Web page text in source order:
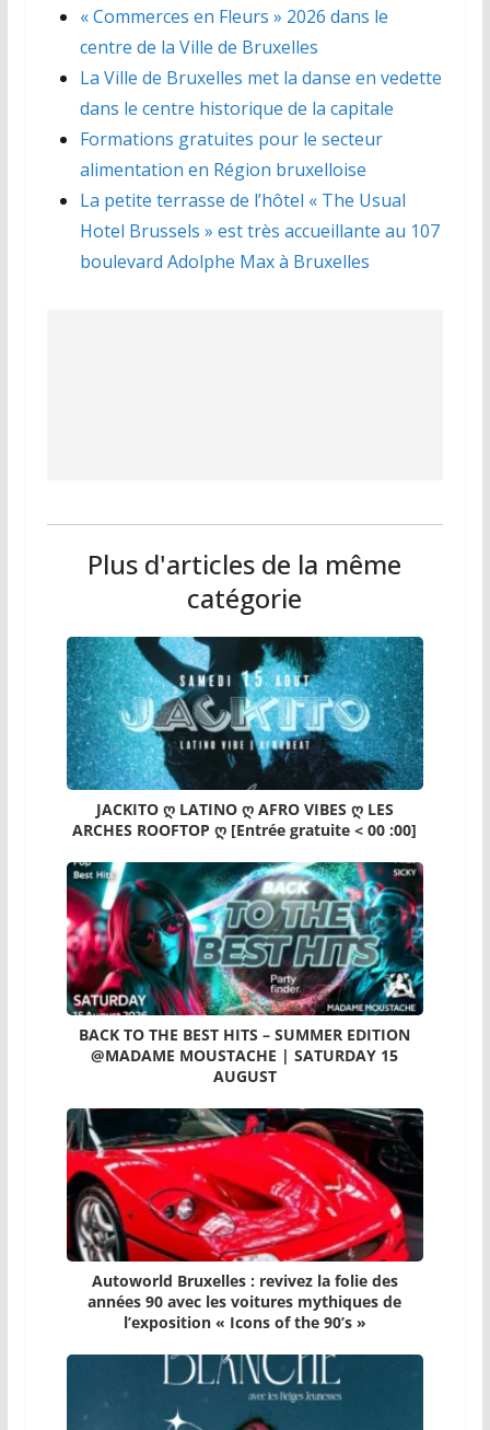
« Commerces en Fleurs » 2026 dans le
centre de la Ville de Bruxelles
La Ville de Bruxelles met la danse en vedette
dans le centre historique de la capitale
Formations gratuites pour le secteur
alimentation en Région bruxelloise
La petite terrasse de l’hôtel « The Usual
Hotel Brussels » est très accueillante au 107
boulevard Adolphe Max à Bruxelles
Plus d'articles de la même
catégorie
JACKITO ღ LATINO ღ AFRO VIBES ღ LES
ARCHES ROOFTOP ღ [Entrée gratuite < 00 :00]
BACK TO THE BEST HITS – SUMMER EDITION
@MADAME MOUSTACHE | SATURDAY 15
AUGUST
Autoworld Bruxelles : revivez la folie des
années 90 avec les voitures mythiques de
l’exposition « Icons of the 90’s »